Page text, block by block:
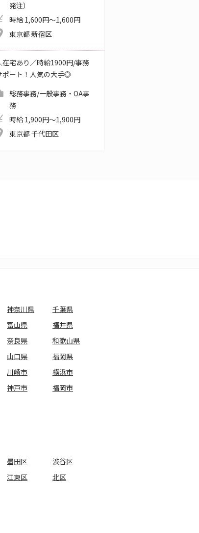
発注）
時給 1,600円～1,600円
東京都 新宿区
在宅あり／時給1900円/事務
ポート！人気の大手◎
総務事務/一般事務・OA事
務
時給 1,900円～1,900円
東京都 千代田区
神奈川県
千葉県
富山県
福井県
奈良県
和歌山県
山口県
福岡県
川崎市
横浜市
神戸市
福岡市
墨田区
渋谷区
江東区
北区